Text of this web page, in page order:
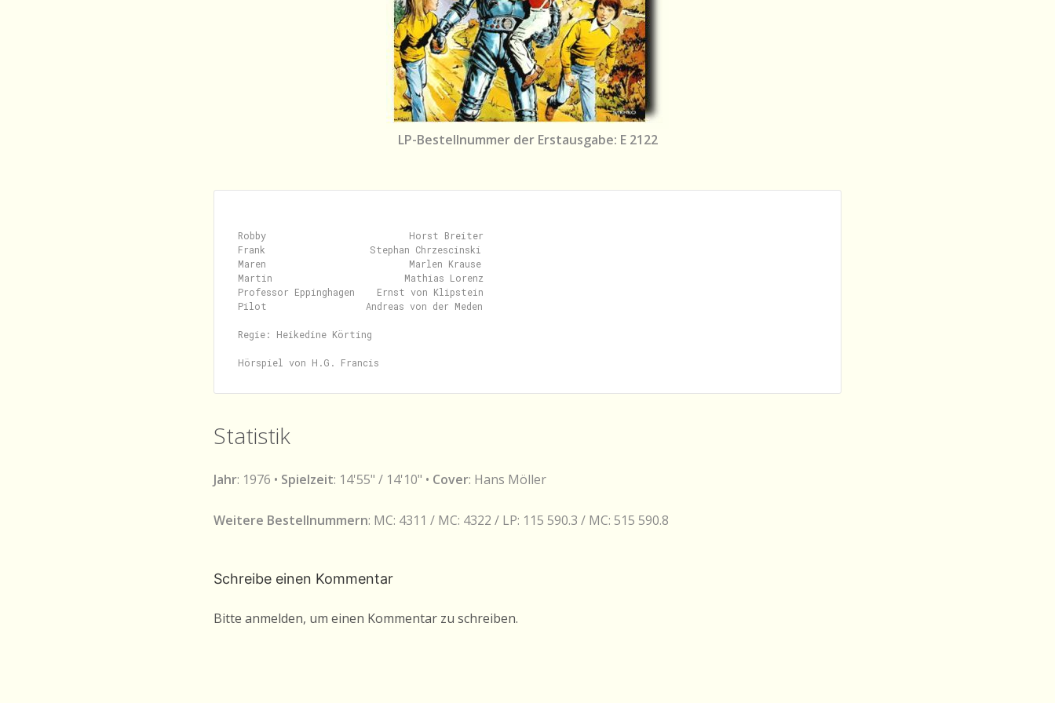
LP-Bestellnummer der Erstausgabe: E 2122
Robby                          Horst Breiter
Frank                   Stephan Chrzescinski
Maren                          Marlen Krause
Martin                        Mathias Lorenz
Professor Eppinghagen    Ernst von Klipstein
Pilot                  Andreas von der Meden
Regie: Heikedine Körting
Statistik
Jahr: 1976 • Spielzeit: 14'55" / 14'10" • Cover: Hans Möller
Weitere Bestellnummern: MC: 4311 / MC: 4322 / LP: 115 590.3 / MC: 515 590.8
Schreibe einen Kommentar
Bitte anmelden, um einen Kommentar zu schreiben.